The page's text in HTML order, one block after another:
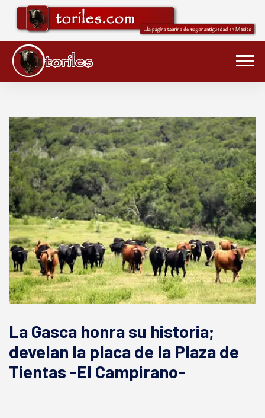
La Gasca honra su historia;
develan la placa de la Plaza de
Tientas -El Campirano-